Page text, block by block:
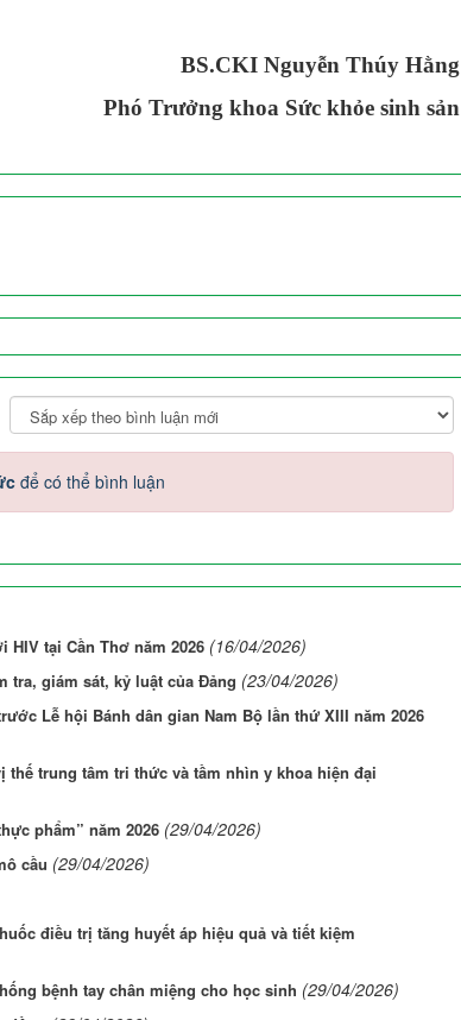
BS.CKI Nguyễn Thúy Hằng
Phó Trưởng khoa Sức khỏe sinh sản
để có thể bình luận
tại Cần Thơ năm 2026 (16/04/2026)
tra, giám sát, kỷ luật của Đảng (23/04/2026)
Lễ hội Bánh dân gian Nam Bộ lần thứ XIII năm 2026
trung tâm tri thức và tầm nhìn y khoa hiện đại
phẩm” năm 2026 (29/04/2026)
cầu (29/04/2026)
điều trị tăng huyết áp hiệu quả và tiết kiệm
bệnh tay chân miệng cho học sinh (29/04/2026)